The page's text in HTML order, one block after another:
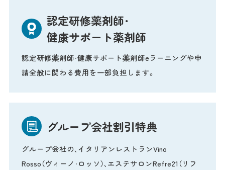
認定研修薬剤師・
健康サポート薬剤師
認定研修薬剤師・健康サポート薬剤師eラーニングや申
請全般に関わる費用を一部負担します。
グループ会社割引特典
グループ会社の、イタリアンレストランVino
Rosso（ヴィーノ・ロッソ）、エステサロンRefre21（リフ